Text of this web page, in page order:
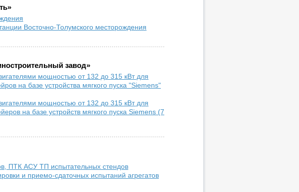
Восточно-Толумского месторождения
завод»
мощностью от 132 до 315 кВт для
на базе устройства мягкого пуска "Siemens"
мощностью от 132 до 315 кВт для
на базе устройств мягкого пуска Siemens (7
ПТК АСУ ТП испытательных стендов
и приемо-сдаточных испытаний агрегатов